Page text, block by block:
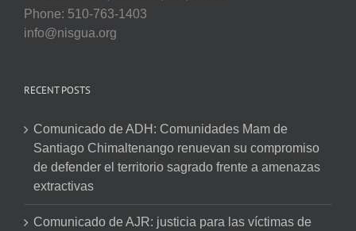
Phone: 510-763-1403
info@nisgua.org
RECENT POSTS
Comunicado de ADH: Comunidades Mam de
Santiago Chimaltenango renuevan su compromiso
de defender el territorio sagrado frente a amenazas
extractivas
Comunicado de AJR: justicia para las víctimas de